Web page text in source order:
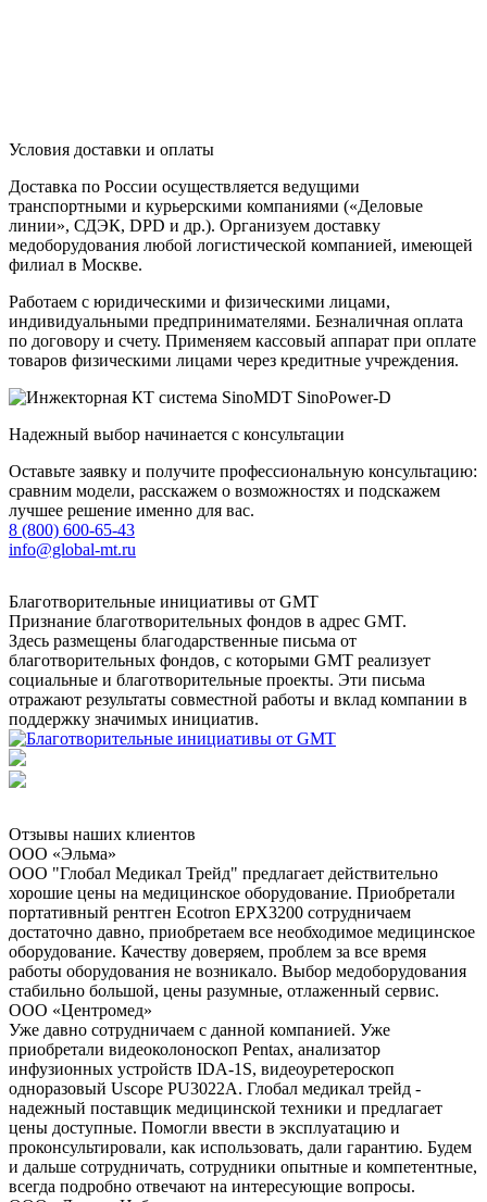
Условия доставки и оплаты
Доставка по России осуществляется ведущими
транспортными и курьерскими компаниями («Деловые
линии», СДЭК, DPD и др.). Организуем доставку
медоборудования любой логистической компанией, имеющей
филиал в Москве.
Работаем с юридическими и физическими лицами,
индивидуальными предпринимателями. Безналичная оплата
по договору и счету. Применяем кассовый аппарат при оплате
товаров физическими лицами через кредитные учреждения.
Надежный выбор начинается с консультации
Оставьте заявку и получите профессиональную консультацию:
сравним модели, расскажем о возможностях и подскажем
лучшее решение именно для вас.
8 (800) 600-65-43
info@global-mt.ru
Благотворительные инициативы от GMT
Признание благотворительных фондов в адрес GMT.
Здесь размещены благодарственные письма от
благотворительных фондов, с которыми GMT реализует
социальные и благотворительные проекты. Эти письма
отражают результаты совместной работы и вклад компании в
поддержку значимых инициатив.
Отзывы наших клиентов
ООО «Эльма»
ООО "Глобал Медикал Трейд" предлагает действительно
хорошие цены на медицинское оборудование. Приобретали
портативный рентген Ecotron EPX3200 сотрудничаем
достаточно давно, приобретаем все необходимое медицинское
оборудование. Качеству доверяем, проблем за все время
работы оборудования не возникало. Выбор медоборудования
стабильно большой, цены разумные, отлаженный сервис.
ООО «Центромед»
Уже давно сотрудничаем с данной компанией. Уже
приобретали видеоколоноскоп Pentax, анализатор
инфузионных устройств IDA-1S, видеоуретероскоп
одноразовый Uscope PU3022A. Глобал медикал трейд -
надежный поставщик медицинской техники и предлагает
цены доступные. Помогли ввести в эксплуатацию и
проконсультировали, как использовать, дали гарантию. Будем
и дальше сотрудничать, сотрудники опытные и компетентные,
всегда подробно отвечают на интересующие вопросы.